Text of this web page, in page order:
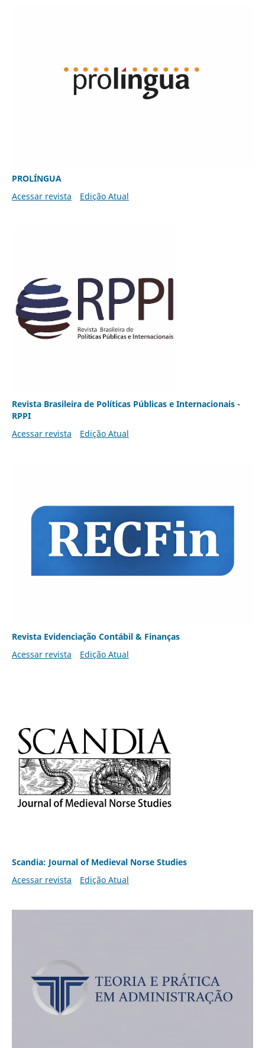
PROLÍNGUA
Acessar revista
Edição Atual
Revista Brasileira de Políticas Públicas e Internacionais -
RPPI
Acessar revista
Edição Atual
Revista Evidenciação Contábil & Finanças
Acessar revista
Edição Atual
Scandia: Journal of Medieval Norse Studies
Acessar revista
Edição Atual